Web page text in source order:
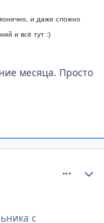
и даже сложно
и всё тут :)
месяца. Просто
с